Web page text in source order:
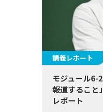
講義レポート
モジュール6-
報道すること」
レポート